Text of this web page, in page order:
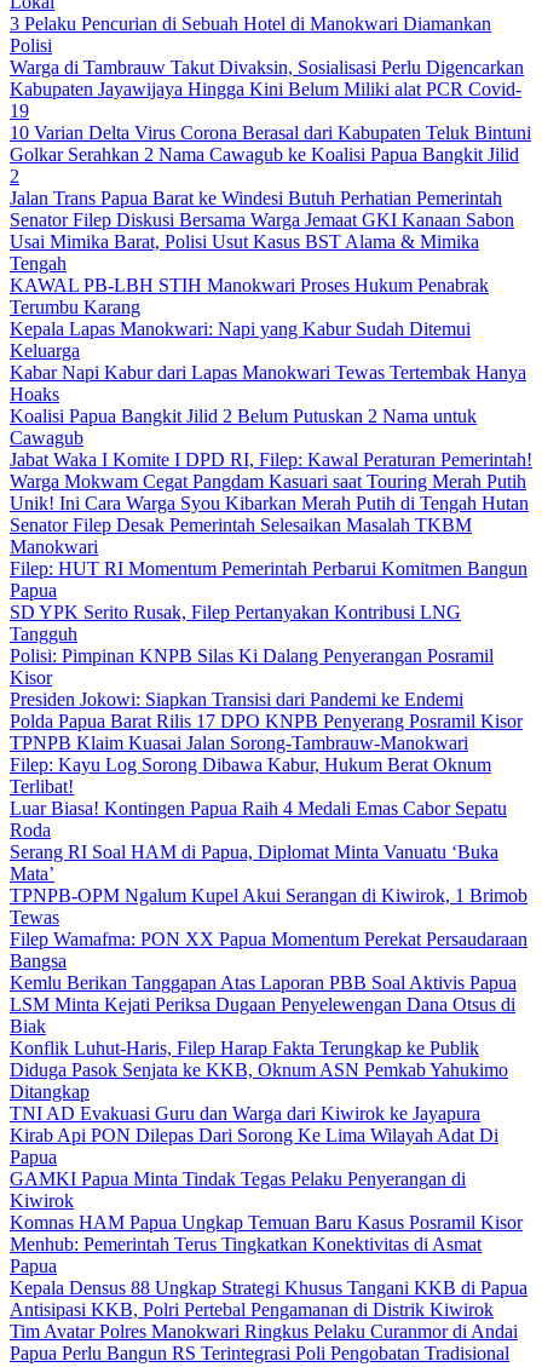
3 Pelaku Pencurian di Sebuah Hotel di Manokwari Diamankan
Polisi
Warga di Tambrauw Takut Divaksin, Sosialisasi Perlu Digencarkan
Kabupaten Jayawijaya Hingga Kini Belum Miliki alat PCR Covid-
19
10 Varian Delta Virus Corona Berasal dari Kabupaten Teluk Bintuni
Golkar Serahkan 2 Nama Cawagub ke Koalisi Papua Bangkit Jilid
2
Jalan Trans Papua Barat ke Windesi Butuh Perhatian Pemerintah
Senator Filep Diskusi Bersama Warga Jemaat GKI Kanaan Sabon
Usai Mimika Barat, Polisi Usut Kasus BST Alama & Mimika
Tengah
KAWAL PB-LBH STIH Manokwari Proses Hukum Penabrak
Terumbu Karang
Kepala Lapas Manokwari: Napi yang Kabur Sudah Ditemui
Keluarga
Kabar Napi Kabur dari Lapas Manokwari Tewas Tertembak Hanya
Hoaks
Koalisi Papua Bangkit Jilid 2 Belum Putuskan 2 Nama untuk
Cawagub
Jabat Waka I Komite I DPD RI, Filep: Kawal Peraturan Pemerintah!
Warga Mokwam Cegat Pangdam Kasuari saat Touring Merah Putih
Unik! Ini Cara Warga Syou Kibarkan Merah Putih di Tengah Hutan
Senator Filep Desak Pemerintah Selesaikan Masalah TKBM
Manokwari
Filep: HUT RI Momentum Pemerintah Perbarui Komitmen Bangun
Papua
SD YPK Serito Rusak, Filep Pertanyakan Kontribusi LNG
Tangguh
Polisi: Pimpinan KNPB Silas Ki Dalang Penyerangan Posramil
Kisor
Presiden Jokowi: Siapkan Transisi dari Pandemi ke Endemi
Polda Papua Barat Rilis 17 DPO KNPB Penyerang Posramil Kisor
TPNPB Klaim Kuasai Jalan Sorong-Tambrauw-Manokwari
Filep: Kayu Log Sorong Dibawa Kabur, Hukum Berat Oknum
Terlibat!
Luar Biasa! Kontingen Papua Raih 4 Medali Emas Cabor Sepatu
Roda
Serang RI Soal HAM di Papua, Diplomat Minta Vanuatu ‘Buka
Mata’
TPNPB-OPM Ngalum Kupel Akui Serangan di Kiwirok, 1 Brimob
Tewas
Filep Wamafma: PON XX Papua Momentum Perekat Persaudaraan
Bangsa
Kemlu Berikan Tanggapan Atas Laporan PBB Soal Aktivis Papua
LSM Minta Kejati Periksa Dugaan Penyelewengan Dana Otsus di
Biak
Konflik Luhut-Haris, Filep Harap Fakta Terungkap ke Publik
Diduga Pasok Senjata ke KKB, Oknum ASN Pemkab Yahukimo
Ditangkap
TNI AD Evakuasi Guru dan Warga dari Kiwirok ke Jayapura
Kirab Api PON Dilepas Dari Sorong Ke Lima Wilayah Adat Di
Papua
GAMKI Papua Minta Tindak Tegas Pelaku Penyerangan di
Kiwirok
Komnas HAM Papua Ungkap Temuan Baru Kasus Posramil Kisor
Menhub: Pemerintah Terus Tingkatkan Konektivitas di Asmat
Papua
Kepala Densus 88 Ungkap Strategi Khusus Tangani KKB di Papua
Antisipasi KKB, Polri Pertebal Pengamanan di Distrik Kiwirok
Tim Avatar Polres Manokwari Ringkus Pelaku Curanmor di Andai
Papua Perlu Bangun RS Terintegrasi Poli Pengobatan Tradisional